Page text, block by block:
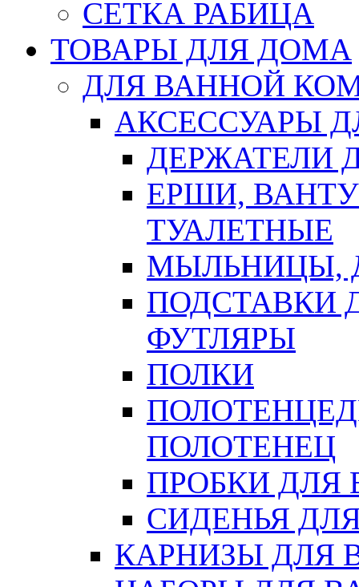
СЕТКА РАБИЦА
ТОВАРЫ ДЛЯ ДОМА
ДЛЯ ВАННОЙ
АКСЕССУАРЫ
ДЕРЖАТЕЛИ
ЕРШИ,
ТУАЛЕТНЫЕ
МЫЛЬНИЦЫ,
ПОДСТАВКИ
ФУТЛЯРЫ
ПОЛКИ
ПОЛОТЕНЕЦ
ПРОБКИ ДЛЯ
СИДЕНЬЯ
КАРНИЗЫ ДЛЯ